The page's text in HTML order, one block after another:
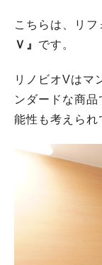
こちらは、リ
Ｖ』 です。
リノビオVはマ
ンダードな商
能性も考えられ